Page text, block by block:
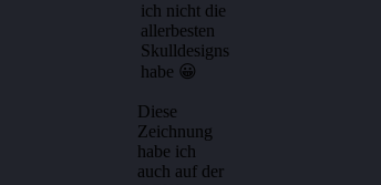
ich nicht die
allerbesten
Skulldesigns
habe 😀
Diese
Zeichnung
habe ich
auch auf der